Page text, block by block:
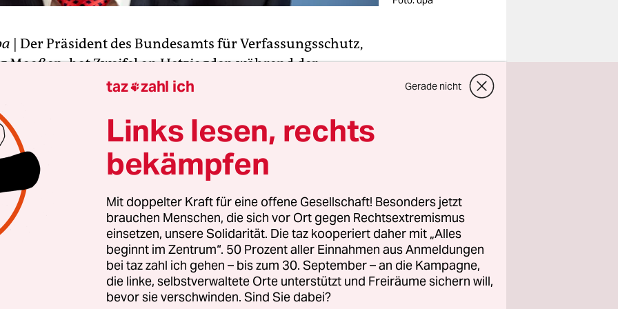
| Der Präsident des Bundesamts für Verfassungsschutz,
Maaßen, hat Zweifel an Hetzjagden während der
in Chemnitz geäußert. „Die Skepsis gegenüber den
zu rechtsextremistischen Hetzjagden in Chemnitz
geteilt“, sagte Maaßen derBild-Zeitung. Dem
lägen „keine belastbaren Informationen darüber
Hetzjagden stattgefunden haben“, erläuterte Maaßen.
das Jagdszenen auf ausländische Menschen nahe dem
in Chemnitz zeigen soll, sagte Maaßen, es lägen keine
vor, dass das im Internet kursierende Video authentisch
vorsichtigen Bewertung sprechen gute Gründe dafür,
um eine gezielte Falschinformation handelt, um
die Öffentlichkeit von dem Mord in Chemnitz
taz zahl ich Gerade nicht
Links lesen, rechts
bekämpfen
Mit doppelter Kraft für eine offene Gesellschaft! Besonders jetzt
brauchen Menschen, die sich vor Ort gegen Rechtsextremismus
einsetzen, unsere Solidarität. Die taz kooperiert daher mit „Alles
beginnt im Zentrum“. 50 Prozent aller Einnahmen aus Anmeldungen
bei taz zahl ich gehen – bis zum 30. September – an die Kampagne,
die linke, selbstverwaltete Orte unterstützt und Freiräume sichern will,
bevor sie verschwinden. Sind Sie dabei?